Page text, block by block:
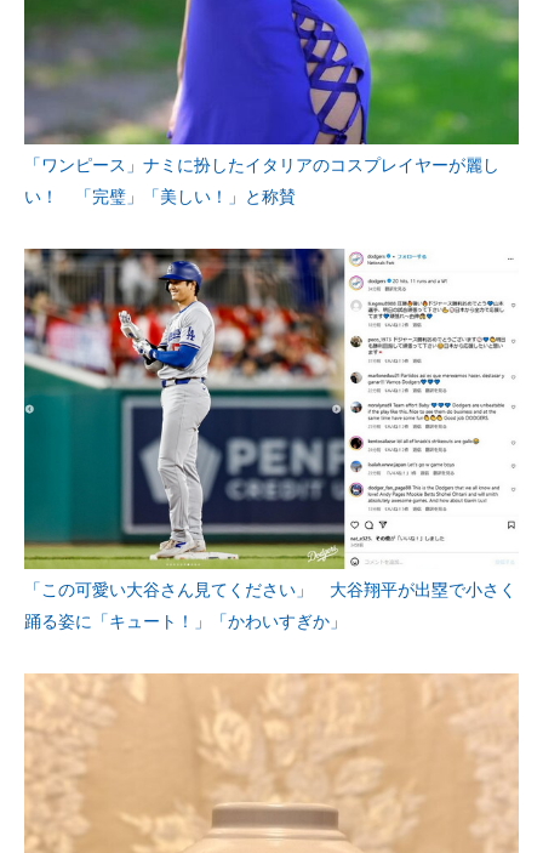
「ワンピース」ナミに扮したイタリアのコスプレイヤーが麗し
い！ 「完璧」「美しい！」と称賛
「この可愛い大谷さん見てください」 大谷翔平が出塁で小さく
踊る姿に「キュート！」「かわいすぎか」